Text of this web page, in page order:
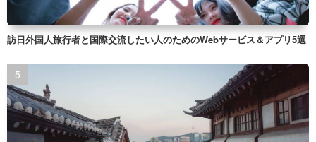
訪日外国人旅行者と国際交流したい人のためのWebサービス＆アプリ5選